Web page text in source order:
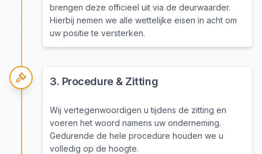
brengen deze officieel uit via de deurwaarder.
Hierbij nemen we alle wettelijke eisen in acht om
uw positie te versterken.
3. Procedure & Zitting
Wij vertegenwoordigen u tijdens de zitting en
voeren het woord namens uw onderneming.
Gedurende de hele procedure houden we u
volledig op de hoogte.